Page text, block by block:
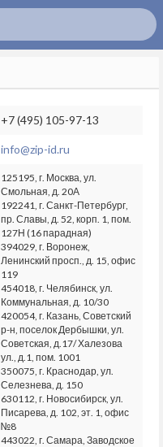
+7 (495) 105-97-13
info@zip-id.ru
125195, г. Москва, ул.
Смольная, д. 20А
192241, г. Санкт-Петербург,
пр. Славы, д. 52, корп. 1, пом.
127Н (16 парадная)
394029, г. Воронеж,
Ленинский просп., д. 15, офис
119
454018, г. Челябинск, ул.
Коммунальная, д. 10/30
420054, г. Казань, Советский
р-н, поселок Дербышки, ул.
Советская, д.17/ Халезова
ул., д.1, пом. 1001
350075, г. Краснодар, ул.
Селезнева, д. 150
630112, г. Новосибирск, ул.
Писарева, д. 102, эт. 1, офис
№8
443022, г. Самара, Заводское